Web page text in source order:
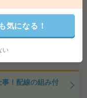
円
原谷
！配線の組み付
気になる！
い